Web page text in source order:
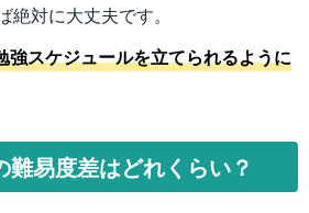
対に大丈夫です。
強スケジュールを立てられるように
難易度差はどれくらい？